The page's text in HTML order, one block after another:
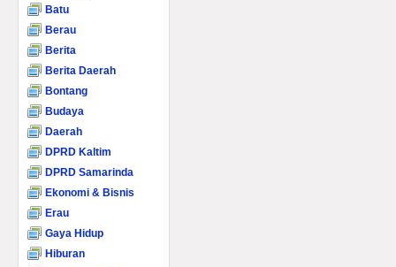
Batu
Berau
Berita
Berita Daerah
Bontang
Budaya
Daerah
DPRD Kaltim
DPRD Samarinda
Ekonomi & Bisnis
Erau
Gaya Hidup
Hiburan